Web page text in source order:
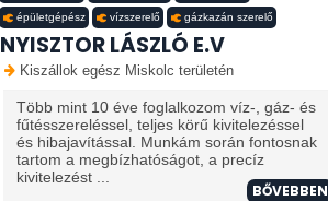
épületgépész vízszerelő gázkazán szerelő
NYISZTOR LÁSZLÓ E.V
Kiszállok egész Miskolc területén
Több mint 10 éve foglalkozom víz-, gáz- és
fűtésszereléssel, teljes körű kivitelezéssel
és hibajavítással. Munkám során fontosnak
tartom a megbízhatóságot, a precíz
kivitelezést ...
BŐVEBBEN